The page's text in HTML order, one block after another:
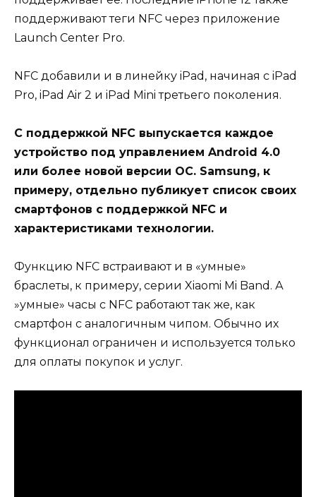
поддерживают теги NFC через приложение
Launch Center Pro.
NFC добавили и в линейку iPad, начиная с iPad
Pro, iPad Air 2 и iPad Mini третьего поколения.
С поддержкой NFC выпускается каждое
устройство под управлением Android 4.0
или более новой версии ОС. Samsung, к
примеру, отдельно публикует список своих
смартфонов с поддержкой NFC и
характеристиками технологии.
Функцию NFC встраивают и в «умные»
браслеты, к примеру, серии Xiaomi Mi Band. А
»умные» часы с NFC работают так же, как
смартфон с аналогичным чипом. Обычно их
функционал ограничен и используется только
для оплаты покупок и услуг.